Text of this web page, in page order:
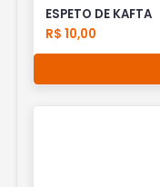
ESPETO DE KAFTA
R$ 10,00